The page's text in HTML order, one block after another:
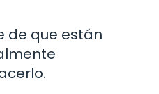
de que están